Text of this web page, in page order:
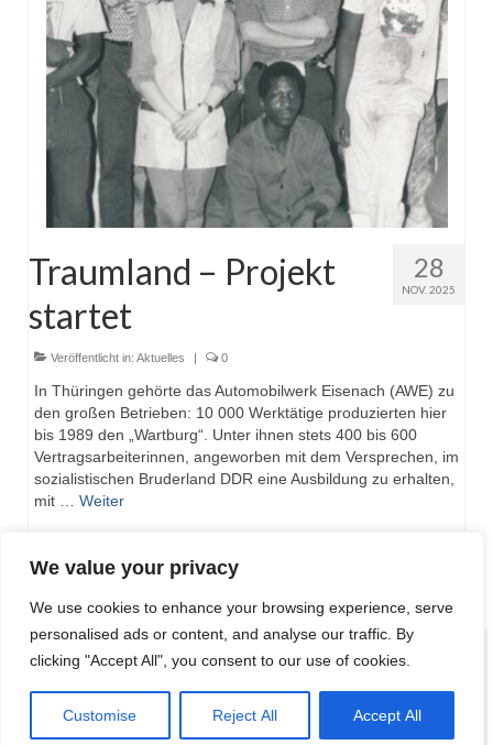
We value your privacy
We use cookies to enhance your browsing experience, serve
personalised ads or content, and analyse our traffic. By
clicking "Accept All", you consent to our use of cookies.
Customise Reject All Accept All
28
NOV. 2025
Traumland – Projekt
startet
Veröffentlicht in: Aktuelles | 0
In Thüringen gehörte das Automobilwerk Eisenach (AWE) zu
den großen Betrieben: 10 000 Werktätige produzierten hier
bis 1989 den „Wartburg“. Unter ihnen stets 400 bis 600
Vertragsarbeiterinnen, angeworben mit dem Versprechen, im
sozialistischen Bruderland DDR eine Ausbildung zu erhalten,
mit … Weiter
© 2026 Traumland - WordPress Theme byKadence WP